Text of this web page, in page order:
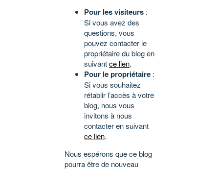
Pour les visiteurs :
Si vous avez des
questions, vous
pouvez contacter le
propriétaire du blog en
suivantce lien.
Pour le propriétaire :
Si vous souhaitez
rétablir l’accès à votre
blog, nous vous
invitons à nous
contacter en suivant
ce lien.
Nous espérons que ce blog
pourra être de nouveau